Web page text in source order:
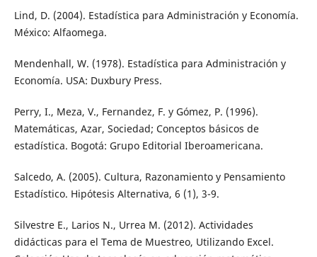
Lind, D. (2004). Estadística para Administración y Economía.
México: Alfaomega.
Mendenhall, W. (1978). Estadística para Administración y
Economía. USA: Duxbury Press.
Perry, I., Meza, V., Fernandez, F. y Gómez, P. (1996).
Matemáticas, Azar, Sociedad; Conceptos básicos de
estadística. Bogotá: Grupo Editorial Iberoamericana.
Salcedo, A. (2005). Cultura, Razonamiento y Pensamiento
Estadístico. Hipótesis Alternativa, 6 (1), 3-9.
Silvestre E., Larios N., Urrea M. (2012). Actividades
didácticas para el Tema de Muestreo, Utilizando Excel.